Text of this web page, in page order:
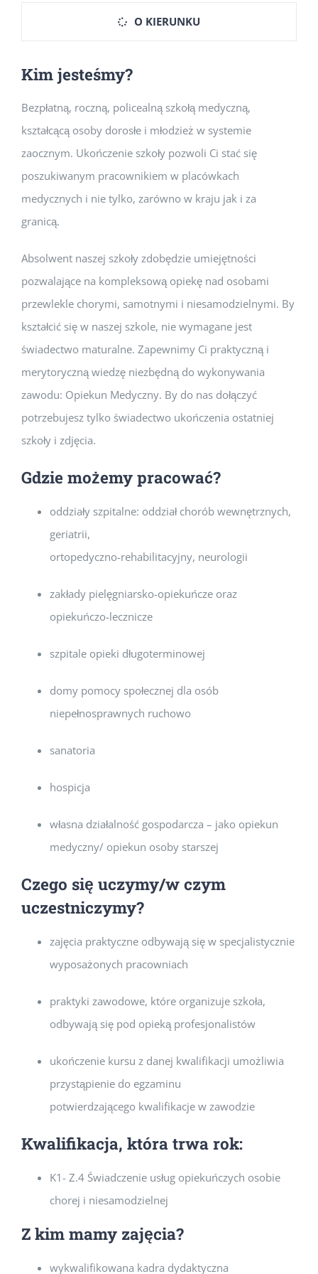
O KIERUNKU
Kim jesteśmy?
Bezpłatną, roczną, policealną szkołą medyczną,
kształcącą osoby dorosłe i młodzież w systemie
zaocznym. Ukończenie szkoły pozwoli Ci stać się
poszukiwanym pracownikiem w placówkach
medycznych i nie tylko, zarówno w kraju jak i za
granicą.
Absolwent naszej szkoły zdobędzie umiejętności
pozwalające na kompleksową opiekę nad osobami
przewlekle chorymi, samotnymi i niesamodzielnymi. By
kształcić się w naszej szkole, nie wymagane jest
świadectwo maturalne. Zapewnimy Ci praktyczną i
merytoryczną wiedzę niezbędną do wykonywania
zawodu: Opiekun Medyczny. By do nas dołączyć
potrzebujesz tylko świadectwo ukończenia ostatniej
szkoły i zdjęcia.
Gdzie możemy pracować?
oddziały szpitalne: oddział chorób wewnętrznych,
geriatrii,
ortopedyczno-rehabilitacyjny, neurologii
zakłady pielęgniarsko-opiekuńcze oraz
opiekuńczo-lecznicze
szpitale opieki długoterminowej
domy pomocy społecznej dla osób
niepełnosprawnych ruchowo
sanatoria
hospicja
własna działalność gospodarcza – jako opiekun
medyczny/ opiekun osoby starszej
Czego się uczymy/w czym
uczestniczymy?
zajęcia praktyczne odbywają się w specjalistycznie
wyposażonych pracowniach
praktyki zawodowe, które organizuje szkoła,
odbywają się pod opieką profesjonalistów
ukończenie kursu z danej kwalifikacji umożliwia
przystąpienie do egzaminu
potwierdzającego kwalifikacje w zawodzie
Kwalifikacja, która trwa rok:
K1- Z.4 Świadczenie usług opiekuńczych osobie
chorej i niesamodzielnej
Z kim mamy zajęcia?
wykwalifikowana kadra dydaktyczna